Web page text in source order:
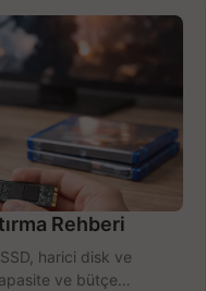
Rehberi
harici disk ve
ve bütçe